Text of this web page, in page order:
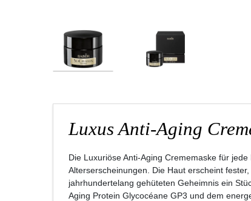
Luxus Anti-Aging
Die Luxuriöse Anti-Aging Crememaske für
Alterserscheinungen. Die Haut erscheint
jahrhundertelang gehüteten Geheimnis ein
Aging Protein Glycocéane GP3 und dem